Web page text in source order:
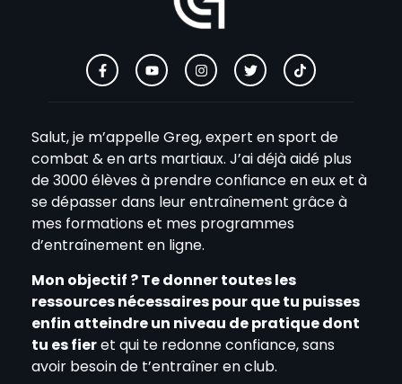
Salut, je m’appelle Greg, expert en sport de
combat & en arts martiaux. J’ai déjà aidé plus
de 3000 élèves à prendre confiance en eux et à
se dépasser dans leur entraînement grâce à
mes formations et mes programmes
d’entraînement en ligne.
Mon objectif ? Te donner toutes les
ressources nécessaires pour que tu puisses
enfin atteindre un niveau de pratique dont
tu es fieret qui te redonne confiance, sans
avoir besoin de t’entraîner en club.